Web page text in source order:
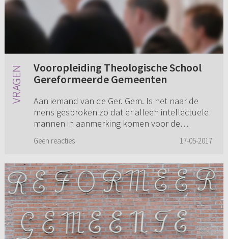
Vooropleiding Theologische School
Gereformeerde Gemeenten
Aan iemand van de Ger. Gem. Is het naar de
mens gesproken zo dat er alleen intellectuele
mannen in aanmerking komen voor de
vakken die misschien voor minder be...
Geen reacties 17-05-2017